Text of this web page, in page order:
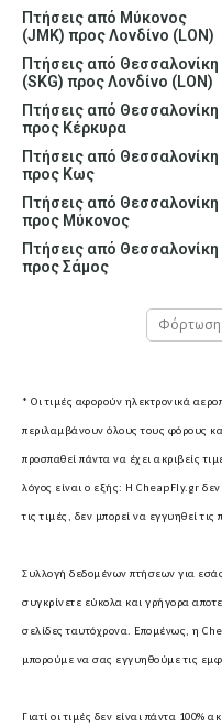
Πτήσεις από Μύκονος
(JMK) προς Λονδίνο (LON)
Πτήσεις από Θεσσαλονίκη
(SKG) προς Λονδίνο (LON)
Πτήσεις από Θεσσαλονίκη
προς Κέρκυρα
Πτήσεις από Θεσσαλονίκη
προς Κως
Πτήσεις από Θεσσαλονίκη
προς Μύκονος
Πτήσεις από Θεσσαλονίκη
προς Σάμος
Φόρτωση
* Οι τιμές αφορούν ηλεκτρονικά
περιλαμβάνουν όλους τους φόρους
προσπαθεί πάντα να έχει ακριβείς
λόγος είναι ο εξής: Η CheapFly.gr δεν
τις τιμές, δεν μπορεί να εγγυηθεί
Συλλογή δεδομένων πτήσεων για
συγκρίνετε εύκολα και γρήγορα
σελίδες ταυτόχρονα. Επομένως, η
μπορούμε να σας εγγυηθούμε τις
Γιατί οι τιμές δεν είναι πάντα 100%